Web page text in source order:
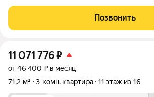
66,2 м, из которых 40 м отведено под
Позвонить
11 071 776₽
от 46 400 ₽ в месяц
71,2 м²
3-комн. квартира 11 этаж из 16